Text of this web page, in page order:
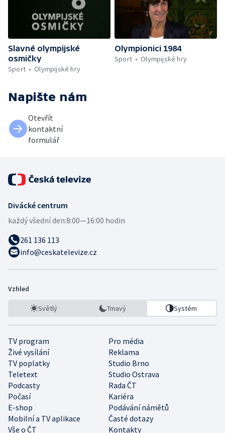
Slavné olympijské
osmičky
Sport
Olympijské hry
Olympionici 1984
Sport
Olympijské hry
Napište nám
Otevřít
kontaktní
formulář
Divácké centrum
každý všední den:8:00—16:00 hodin
261 136 113
info@ceskatelevize.cz
Vzhled
Světlý Tmavý Systém
TV program
Pro média
Živé vysílání
Reklama
TV poplatky
Studio Brno
Teletext
Studio Ostrava
Podcasty
Rada ČT
Počasí
Kariéra
E-shop
Podávání námětů
Mobilní a TV aplikace
Časté dotazy
Vše o ČT
Kontakty